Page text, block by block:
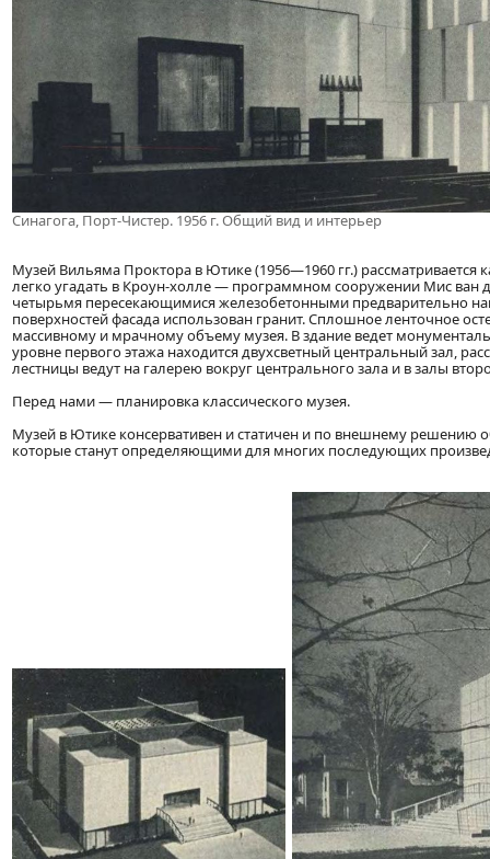
Синагога, Порт-Чистер. 1956 г. Общий вид и интерьер
Музей Вильяма Проктора в Ютике (1956—1960 гг.)
легко угадать в Кроун-холле — программном сооружении Мис ван
четырьмя пересекающимися железобетонными предварительно
поверхностей фасада использован гранит. Сплошное ленточное
массивному и мрачному объему музея. В здание ведет
уровне первого этажа находится двухсветный центральный зал,
лестницы ведут на галерею вокруг центрального зала и в залы
Перед нами — планировка классического музея.
Музей в Ютике консервативен и статичен и по внешнему решению
которые станут определяющими для многих последующих